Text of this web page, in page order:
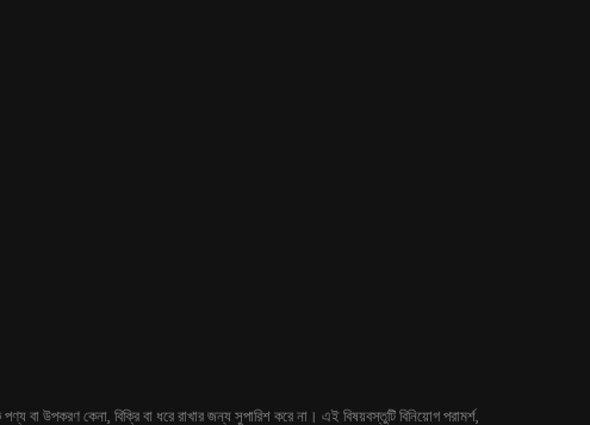
উপকরণ কেনা, বিক্রি বা ধরে রাখার জন্য সুপারিশ করে না। এই বিষয়বস্তুটি বিনিয়োগ পরামর্শ,